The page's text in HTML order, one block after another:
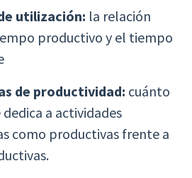
utilización: la relación
productivo y el tiempo
de productividad: cuánto
a actividades
como productivas frente a